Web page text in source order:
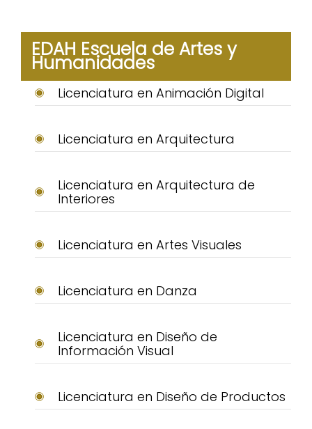
EDAH Escuela de Artes y
Humanidades
Licenciatura en Animación Digital
Licenciatura en Arquitectura
Licenciatura en Arquitectura de
Interiores
Licenciatura en Artes Visuales
Licenciatura en Danza
Licenciatura en Diseño de
Información Visual
Licenciatura en Diseño de Productos